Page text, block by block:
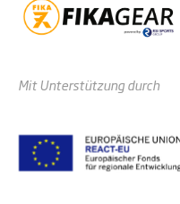
Mit Unterstützung durch